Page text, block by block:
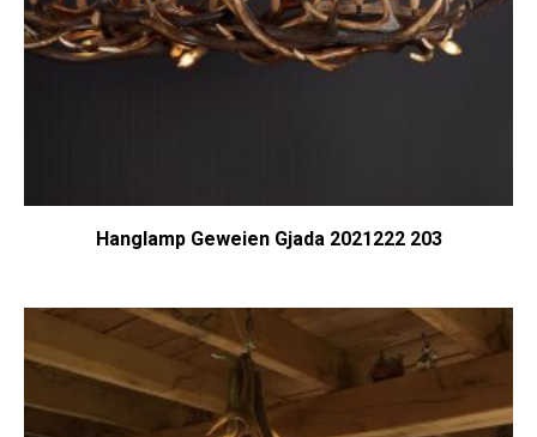
Hanglamp Geweien Gjada 2021222 203